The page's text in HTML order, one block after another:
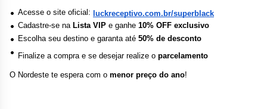
Acesse o site oficial: luckreceptivo.com.br/superblack
Cadastre-se na Lista VIP e ganhe 10% OFF exclusivo
Escolha seu destino e garanta até 50% de desconto
Finalize a compra e se desejar realize o parcelamento
O Nordeste te espera com o menor preço do ano!